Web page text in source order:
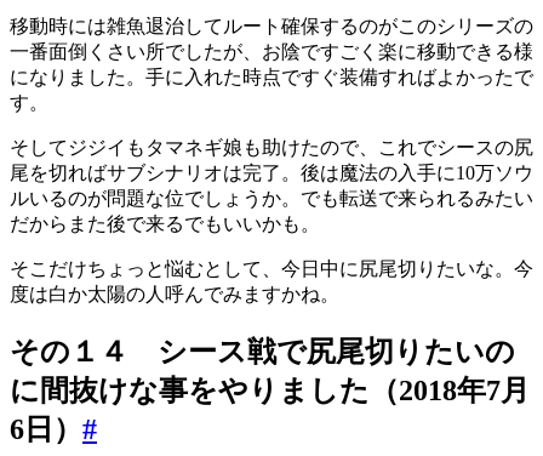
移動時には雑魚退治してルート確保するのがこのシリーズの
一番面倒くさい所でしたが、お陰ですごく楽に移動できる様
になりました。手に入れた時点ですぐ装備すればよかったで
す。
そしてジジイもタマネギ娘も助けたので、これでシースの尻
尾を切ればサブシナリオは完了。後は魔法の入手に10万ソウ
ルいるのが問題な位でしょうか。でも転送で来られるみたい
だからまた後で来るでもいいかも。
そこだけちょっと悩むとして、今日中に尻尾切りたいな。今
度は白か太陽の人呼んでみますかね。
その１４ シース戦で尻尾切りたいの
に間抜けな事をやりました（2018年7月
6日） #